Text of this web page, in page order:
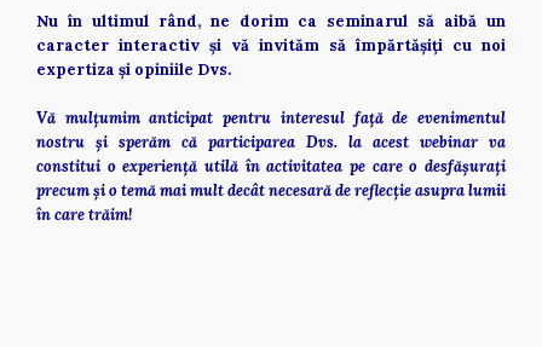
Nu în ultimul rând, ne dorim ca seminarul să aibă un
caracter interactiv și vă invităm să împărtășiți cu noi
expertiza și opiniile Dvs.
Vă mulțumim anticipat pentru interesul față de evenimentul
nostru și sperăm că participarea Dvs. la acest webinar va
constitui o experiență utilă în activitatea pe care o desfășurați
precum și o temă mai mult decât necesară de reflecție asupra lumii
în care trăim!